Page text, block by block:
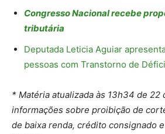
Congresso Nacional recebe
tributária
Deputada Leticia Aguiar
pessoas com Transtorno de
* Matéria atualizada às 13h34 de
informações sobre proibição de
de baixa renda, crédito consignado